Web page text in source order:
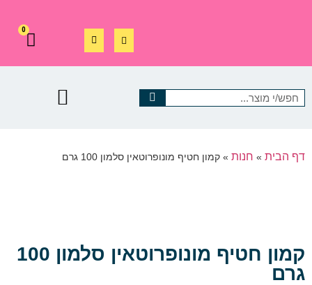
0
דף הבית » חנות » קמון חטיף מונופרוטאין סלמון 100 גרם
קמון חטיף מונופרוטאין סלמון 100
גרם